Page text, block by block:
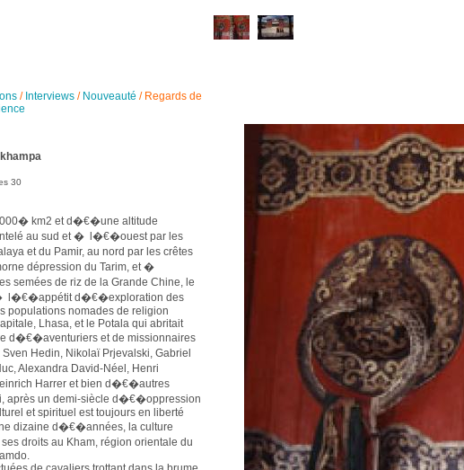
/ Interviews / Nouveauté / Regards de
30
km2 et d�€�une altitude
au sud et � l�€�ouest par les
et du Pamir, au nord par les crêtes
dépression du Tarim, et �
semées de riz de la Grande Chine, le
l�€�appétit d�€�exploration des
populations nomades de religion
Lhasa, et le Potala qui abritait
d�€�aventuriers et de missionnaires
Hedin, Nikolaï Prjevalski, Gabriel
Alexandra David-Néel, Henri
Harrer et bien d�€�autres
un demi-siècle d�€�oppression
et spirituel est toujours en liberté
dizaine d�€�années, la culture
droits au Kham, région orientale du